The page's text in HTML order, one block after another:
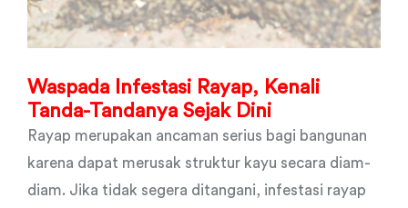
Waspada Infestasi Rayap, Kenali
Tanda-Tandanya Sejak Dini
Rayap merupakan ancaman serius bagi bangunan
karena dapat merusak struktur kayu secara diam-
diam. Jika tidak segera ditangani, infestasi rayap